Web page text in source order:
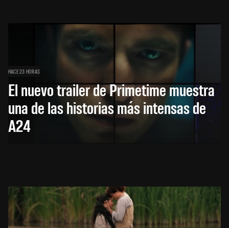
HACE 23 HORAS
El nuevo trailer de Primetime muestra
una de las historias más intensas de
A24